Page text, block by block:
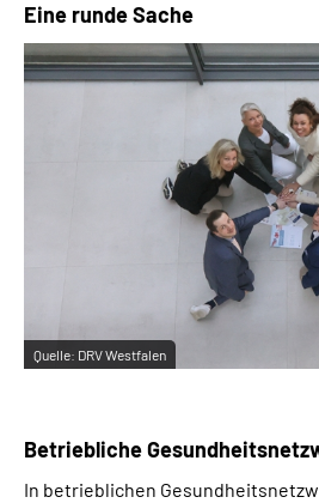
Eine runde Sache
Quelle: DRV Westfalen
Betriebliche
In betrieblichen